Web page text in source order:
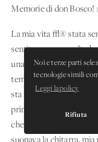
Noi e terze parti
tecnologie simili
Leggi la policy
Rifiuta
Memorie di don Bosco!
La mia vita √® stata
sentito sempre molto
una famiglia numerosa,
tempi ne sono morti
sta molto male. Una
prima di tutto
che quando eravamo
suonava la chitarra,